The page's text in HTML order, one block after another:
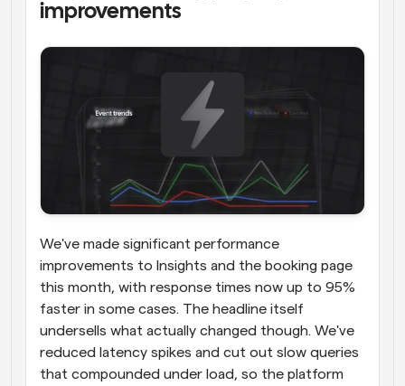
improvements
We've made significant performance
improvements to Insights and the booking page
this month, with response times now up to 95%
faster in some cases. The headline itself
undersells what actually changed though. We've
reduced latency spikes and cut out slow queries
that compounded under load, so the platform